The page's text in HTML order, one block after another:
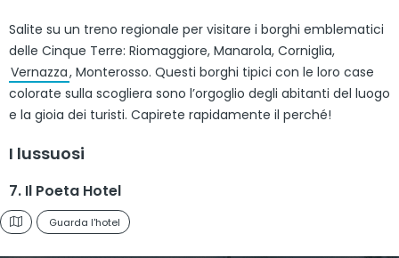
Salite su un treno regionale per visitare i borghi emblematici
delle Cinque Terre: Riomaggiore, Manarola, Corniglia,
Vernazza, Monterosso. Questi borghi tipici con le loro case
colorate sulla scogliera sono l’orgoglio degli abitanti del luogo
e la gioia dei turisti. Capirete rapidamente il perché!
I lussuosi
7. Il Poeta Hotel
Guarda l'hotel